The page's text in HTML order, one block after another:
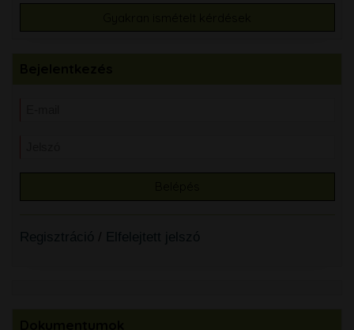
Regisztráció / Elfelejtett jelszó